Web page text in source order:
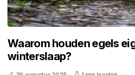
Waarom houden egels
winterslaap?